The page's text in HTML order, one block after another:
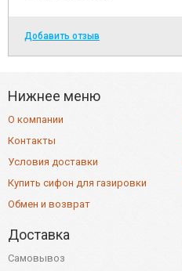
Добавить отзыв
Нижнее меню
О компании
Контакты
Условия доставки
Купить сифон для газировки
Обмен и возврат
Доставка
Самовывоз